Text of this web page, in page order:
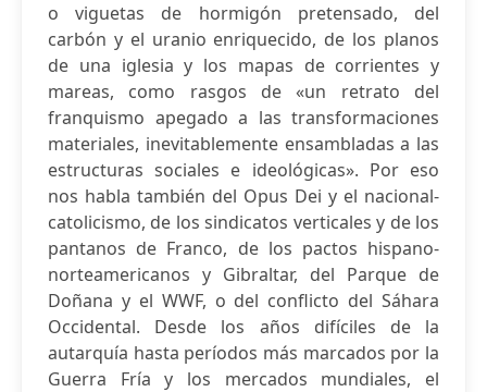
o viguetas de hormigón pretensado, del
carbón y el uranio enriquecido, de los planos
de una iglesia y los mapas de corrientes y
mareas, como rasgos de «un retrato del
franquismo apegado a las transformaciones
materiales, inevitablemente ensambladas a las
estructuras sociales e ideológicas». Por eso
nos habla también del Opus Dei y el nacional-
catolicismo, de los sindicatos verticales y de los
pantanos de Franco, de los pactos hispano-
norteamericanos y Gibraltar, del Parque de
Doñana y el WWF, o del conflicto del Sáhara
Occidental. Desde los años difíciles de la
autarquía hasta períodos más marcados por la
Guerra Fría y los mercados mundiales, el